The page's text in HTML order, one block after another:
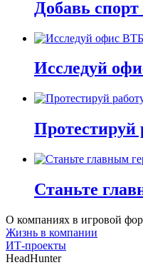
Добавь
Исследуй
Протестируй
Станьте
О компаниях в игровой
Жизнь в компании
ИТ-проекты
HeadHunter